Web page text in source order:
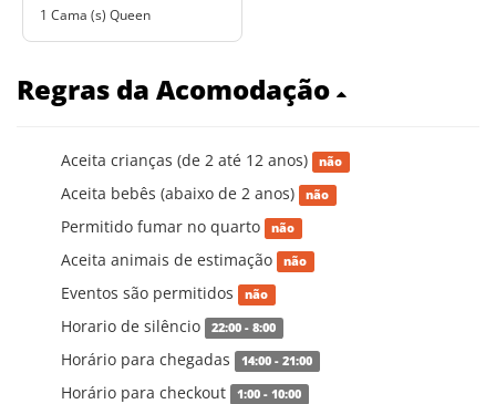
1 Cama (s) Queen
Regras da Acomodação
Aceita crianças (de 2 até 12 anos) não
Aceita bebês (abaixo de 2 anos) não
Permitido fumar no quarto não
Aceita animais de estimação não
Eventos são permitidos não
Horario de silêncio 22:00 - 8:00
Horário para chegadas 14:00 - 21:00
Horário para checkout 1:00 - 10:00